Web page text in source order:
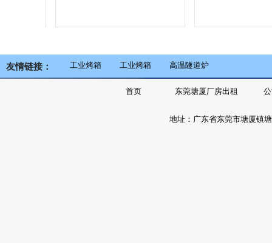
友情链接： 工业烤箱 工业烤箱 高温隧道炉
首页 东莞塘厦厂房出租
地址：广东省东莞市塘厦